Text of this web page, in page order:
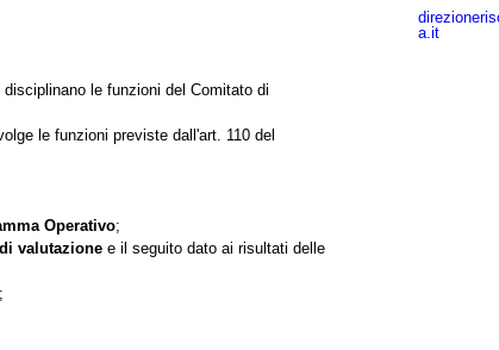
le funzioni del Comitato di
le funzioni previste dall'art. 110 del
Operativo;
valutazione e il seguito dato ai risultati delle
;
a.it